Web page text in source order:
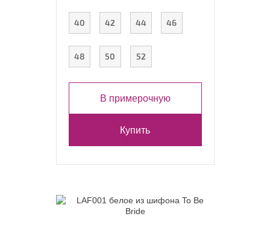
40 42 44 46
48 50 52
В примерочную
Купить